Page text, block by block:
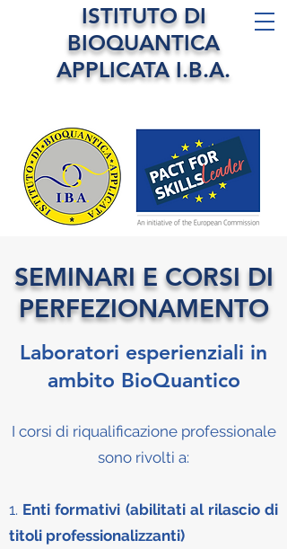
ISTITUTO DI
BIOQUANTICA
APPLICATA I.B.A.
SEMINARI E CORSI DI
PERFEZIONAMENTO
Laboratori esperienziali in
ambito BioQuantico
I corsi di riqualificazione professionale
sono rivolti a:
1. Enti formativi (abilitati al rilascio di
titoli professionalizzanti)